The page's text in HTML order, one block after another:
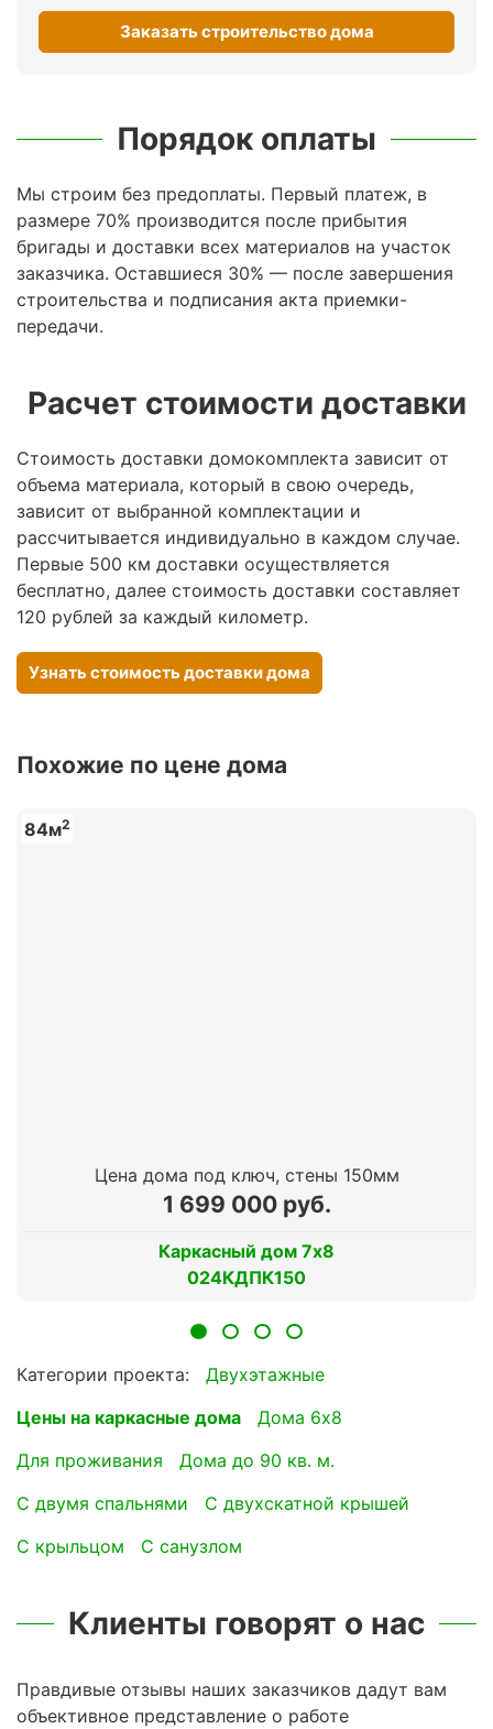
Заказать строительство дома
Порядок оплаты
Мы строим без предоплаты. Первый платеж, в
размере 70% производится после прибытия
бригады и доставки всех материалов на участок
заказчика. Оставшиеся 30% — после завершения
строительства и подписания акта приемки-
передачи.
Расчет стоимости доставки
Стоимость доставки домокомплекта зависит от
объема материала, который в свою очередь,
зависит от выбранной комплектации и
рассчитывается индивидуально в каждом случае.
Первые 500 км доставки осуществляется
бесплатно, далее стоимость доставки составляет
120 рублей за каждый километр.
Узнать стоимость доставки дома
Похожие по цене дома
84м2
Цена дома под ключ, стены 150мм
1 699 000 руб.
Каркасный дом 7х8
024КДПК150
Категории проекта:
Двухэтажные
Цены на каркасные дома
Дома 6х8
для проживания
Дома до 90 кв. м.
с двумя спальнями
с двухскатной крышей
с крыльцом
с санузлом
Клиенты говорят о нас
Правдивые отзывы наших заказчиков дадут вам
объективное представление о работе